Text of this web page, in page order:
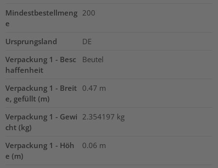
Mindestbestellmeng
e
200
Ursprungsland
DE
Verpackung 1 - Besc
haffenheit
Beutel
Verpackung 1 - Breit
e, gefüllt (m)
0.47 m
Verpackung 1 - Gewi
cht (kg)
2.354197 kg
Verpackung 1 - Höh
e (m)
0.06 m